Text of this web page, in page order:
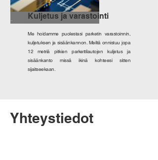
Kuljetus ja varastointi
Me hoidamme puolestasi parketin varastoinnin,
kuljetuksen ja sisäänkannon. Meiltä onnistuu jopa
12 metriä pitkien parkettilautojen kuljetus ja
sisäänkanto missä ikinä kohteesi sitten
sijaitseekaan.
Yhteystiedot